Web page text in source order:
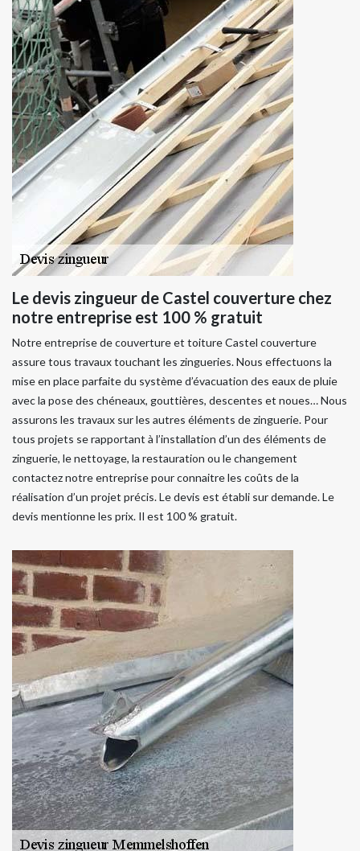
Le devis zingueur de Castel couverture chez
notre entreprise est 100 % gratuit
Notre entreprise de couverture et toiture Castel couverture
assure tous travaux touchant les zingueries. Nous effectuons la
mise en place parfaite du système d’évacuation des eaux de pluie
avec la pose des chéneaux, gouttières, descentes et noues… Nous
assurons les travaux sur les autres éléments de zinguerie. Pour
tous projets se rapportant à l’installation d’un des éléments de
zinguerie, le nettoyage, la restauration ou le changement
contactez notre entreprise pour connaitre les coûts de la
réalisation d’un projet précis. Le devis est établi sur demande. Le
devis mentionne les prix. Il est 100 % gratuit.